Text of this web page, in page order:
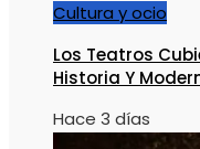
Cultura y ocio
Los Teatros
Historia Y
Hace 3 días